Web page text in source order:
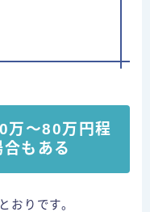
万～80万円程
もある
おりです。